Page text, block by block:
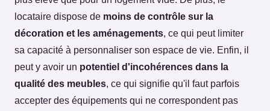
locataire dispose de moins de contrôle sur la
décoration et les aménagements, ce qui peut limiter
sa capacité à personnaliser son espace de vie. Enfin, il
peut y avoir un potentiel d'incohérences dans la
qualité des meubles, ce qui signifie qu'il faut parfois
accepter des équipements qui ne correspondent pas